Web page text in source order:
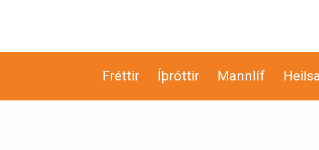
Fréttir Íþróttir Mannlíf